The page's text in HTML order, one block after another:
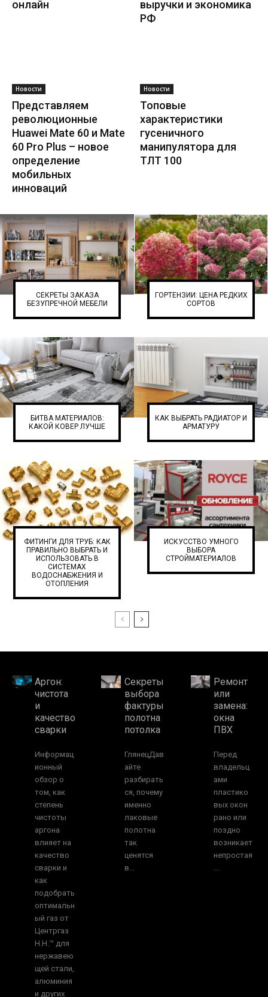
онлайн
выручки и экономика
РФ
Новости
Представляем
революционные
Huawei Mate 60 и Mate
60 Pro Plus – новое
определение
мобильных
инноваций
Новости
Топовые
характеристики
гусеничного
манипулятора для
ТЛТ 100
СЕКРЕТЫ ЗАКАЗА
БЕЗУПРЕЧНОЙ МЕБЕЛИ
ГОРТЕНЗИИ: ЦЕНА РЕДКИХ
СОРТОВ
БИТВА МАТЕРИАЛОВ:
КАКОЙ КОВЕР ЛУЧШЕ
КАК ВЫБРАТЬ РАДИАТОР И
АРМАТУРУ
ФИТИНГИ ДЛЯ ТРУБ: КАК
ПРАВИЛЬНО ВЫБРАТЬ И
ИСПОЛЬЗОВАТЬ В
СИСТЕМАХ
ВОДОСНАБЖЕНИЯ И
ОТОПЛЕНИЯ
ИСКУССТВО УМНОГО
ВЫБОРА
СТРОЙМАТЕРИАЛОВ
Аргон:
чистота
и
качество
сварки
Информац
ионный
обзор о
том, как
степень
чистоты
аргона
влияет на
качество
сварки и
как
подобрать
оптимальн
ый газ от
Центргаз
Н.Н.™ для
нержавею
щей стали,
алюминия
и других
Секреты
выбора
фактуры
полотна
потолка
ГлянецДав
айте
разбирать
ся, почему
именно
лаковые
полотна
так
ценятся
в...
Ремонт
или
замена:
окна
ПВХ
Перед
владельц
ами
пластико
вых окон
рано или
поздно
возникает
непростая